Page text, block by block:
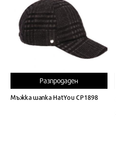
Разпродаден
Мъжка шапка HatYou CP1898